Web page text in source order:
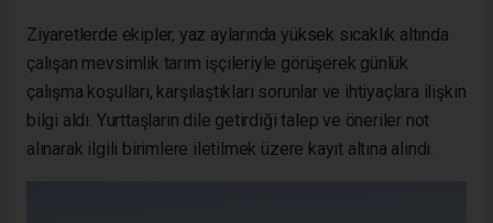
Ziyaretlerde ekipler, yaz aylarında yüksek sıcaklık altında
çalışan mevsimlik tarım işçileriyle görüşerek günlük
çalışma koşulları, karşılaştıkları sorunlar ve ihtiyaçlara ilişkin
bilgi aldı. Yurttaşların dile getirdiği talep ve öneriler not
alınarak ilgili birimlere iletilmek üzere kayıt altına alındı.